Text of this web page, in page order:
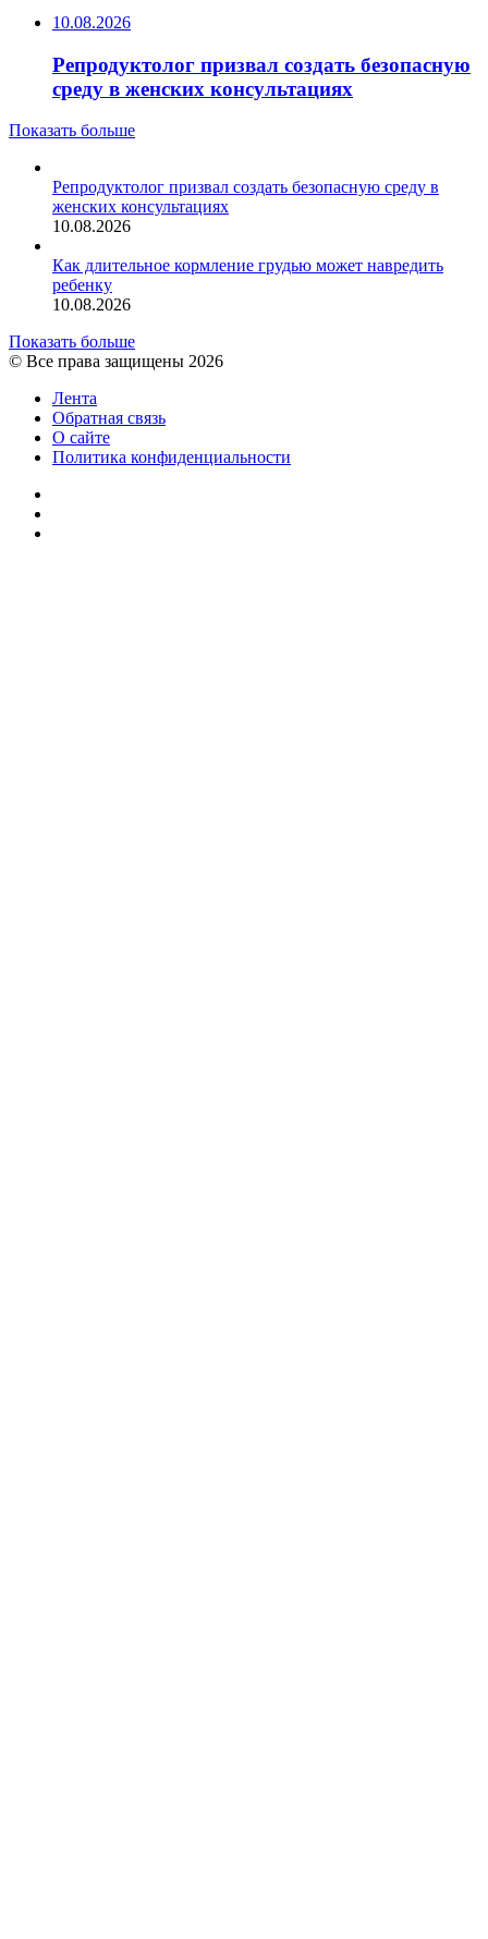
10.08.2026
Репродуктолог призвал создать безопасную
среду в женских консультациях
Показать больше
Репродуктолог призвал создать безопасную среду в
женских консультациях
10.08.2026
Как длительное кормление грудью может навредить
ребенку
10.08.2026
Показать больше
© Все права защищены 2026
Лента
Обратная связь
О сайте
Политика конфиденциальности